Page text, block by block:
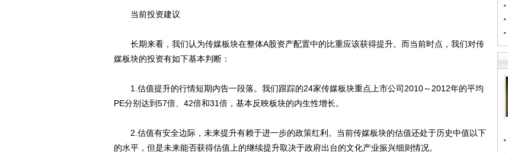
当前投资建议
长期来看，我们认为传媒板块在整体A股资产配置中的比重应该获得提升。而当前时点，我们对传
媒板块的投资有如下基本判断：
1.估值提升的行情短期内告一段落。我们跟踪的24家传媒板块重点上市公司2010～2012年的平均
PE分别达到57倍、42倍和31倍，基本反映板块的内生性增长。
2.估值有安全边际，未来提升有赖于进一步的政策红利。当前传媒板块的估值还处于历史中值以下
的水平，但是未来能否获得估值上的继续提升取决于政府出台的文化产业振兴细则情况。